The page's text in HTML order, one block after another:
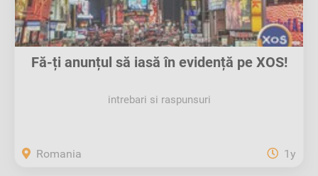
Fă-ți anunțul să iasă în evidență pe XOS!
intrebari si raspunsuri
Romania 1y